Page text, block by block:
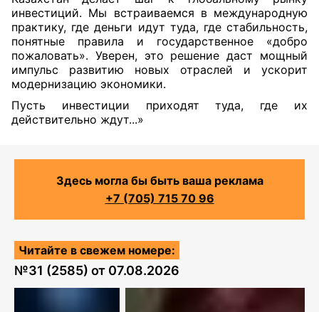
инвестиций. Мы встраиваемся в международную
практику, где деньги идут туда, где стабильность,
понятные правила и государственное «добро
пожаловать». Уверен, это решение даст мощный
импульс развитию новых отраслей и ускорит
модернизацию экономики.
Пусть инвестиции приходят туда, где их
действительно ждут...»
Здесь могла бы быть ваша реклама
+7 (705) 715 70 96
Читайте в свежем номере:
№31 (2585) от 07.08.2026